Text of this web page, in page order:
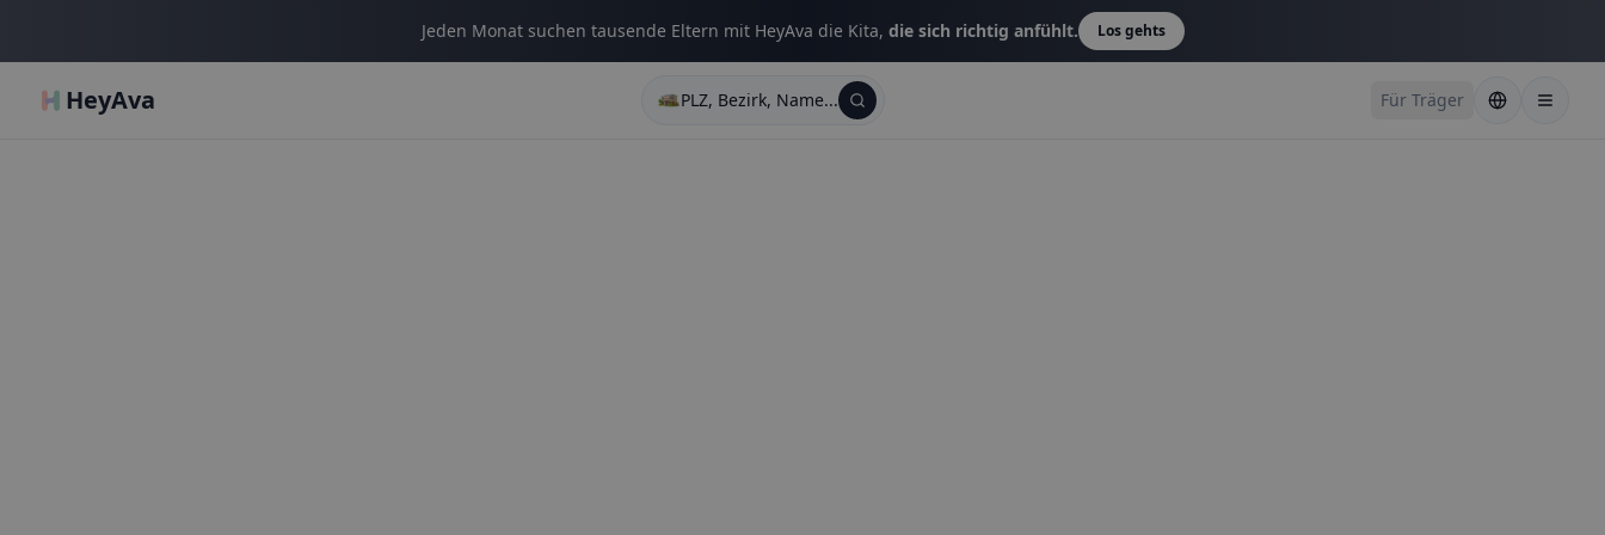
Jeden Monat suchen tausende Eltern mit HeyAva die Kita, die sich richtig anfühlt. Los gehts
HeyAva PLZ, Bezirk, Name... Für Träger